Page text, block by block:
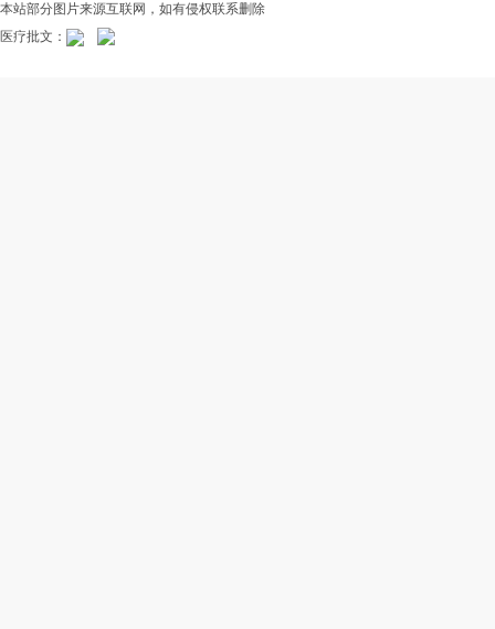
本站部分图片来源互联网，如有侵权联系删除
医疗批文：